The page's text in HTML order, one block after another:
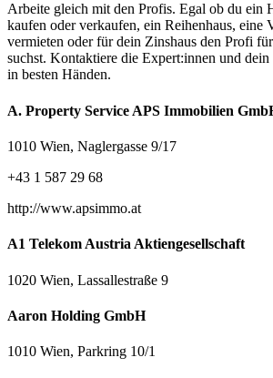
Arbeite gleich mit den Profis. Egal ob du ein
kaufen oder verkaufen, ein Reihenhaus, eine
vermieten oder für dein Zinshaus den Profi
suchst. Kontaktiere die Expert:innen und
in besten Händen.
A. Property Service APS Immobilien
1010 Wien, Naglergasse 9/17
+43 1 587 29 68
http://www.apsimmo.at
A1 Telekom Austria Aktiengesellschaft
1020 Wien, Lassallestraße 9
Aaron Holding GmbH
1010 Wien, Parkring 10/1